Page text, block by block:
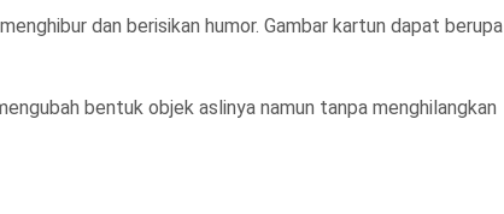
dan berisikan humor. Gambar kartun dapat berupa
bentuk objek aslinya namun tanpa menghilangkan